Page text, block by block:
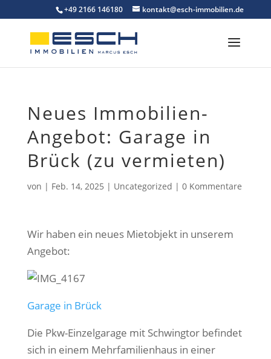
to
content
+49 2166 146180 kontakt@esch-immobilien.de
Neues Immobilien-
Angebot: Garage in
Brück (zu vermieten)
von | Feb. 14, 2025 | Uncategorized | 0 Kommentare
Wir haben ein neues Mietobjekt in unserem
Angebot:
Garage in Brück
Die Pkw-Einzelgarage mit Schwingtor befindet
sich in einem Mehrfamilienhaus in einer